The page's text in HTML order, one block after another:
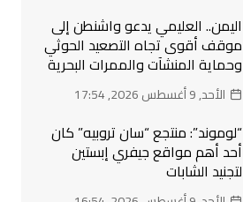
اليمن.. العليمي يدعو واشنطن إلى
موقف أقوى تجاه التصعيد الحوثي
وحماية المنشآت والممرات البحرية
الأحد, 9 أغسطس 2026, 17:54
“لوموند”: منتجع “سان تروبيه” كان
أحد أهم مواقع جيفري إبستين
لتجنيد الشابات